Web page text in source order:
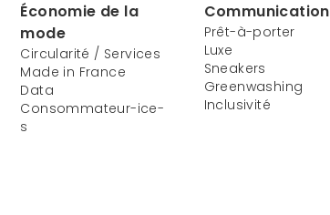
Économie de la
mode
Circularité / Services
Made in France
Data
Consommateur-ice-
s
Communication
Prêt-à-porter
Luxe
Sneakers
Greenwashing
Inclusivité